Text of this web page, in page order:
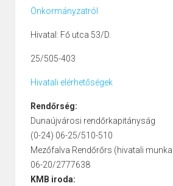
Önkormányzatról
Hivatal: Fő utca 53/D.
25/505-403
Hivatali elérhetőségek
Rendőrség:
Dunaújvárosi rendőrkapitányság
(0-24) 06-25/510-510
Mezőfalva Rendőrőrs (hivatali
06-20/2777638
KMB iroda: